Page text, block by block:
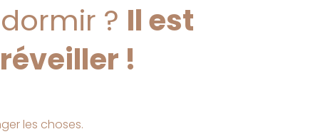
? Il est
!
les choses.